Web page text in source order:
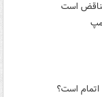
است
است؟